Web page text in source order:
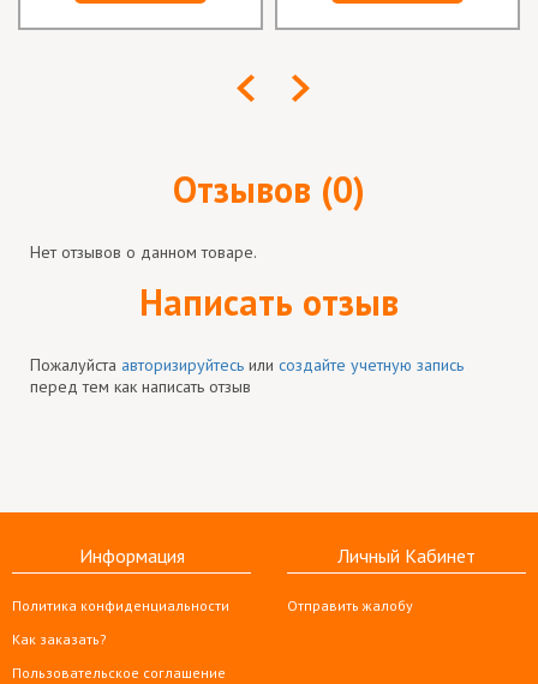
Отзывов (0)
Нет отзывов о данном товаре.
Написать отзыв
Пожалуйста авторизируйтесь или создайте учетную запись
перед тем как написать отзыв
Информация
Политика конфиденциальности
Как заказать?
Пользовательское соглашение
Личный Кабинет
Отправить жалобу